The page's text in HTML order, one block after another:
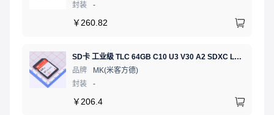
封装
-
￥ 260.82
SD卡 工业级 TLC 64GB C10 U3 V30 A2 SDXC LDPC纠错 PE 3K 无人机、行车记录仪、安防监控适配
品牌
MK(米客方德)
封装
-
￥ 206.4